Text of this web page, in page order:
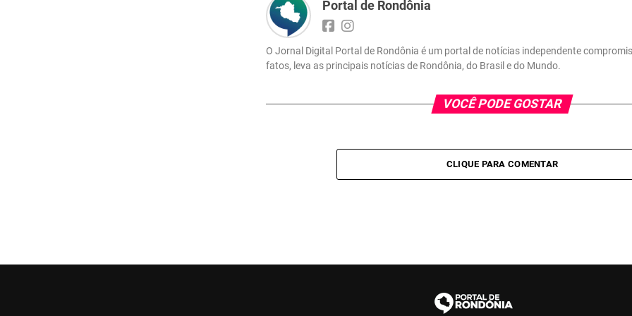
Portal de Rondônia
O Jornal Digital Portal de Rondônia é um portal de notícias independente
fatos, leva as principais notícias de Rondônia, do Brasil e do Mundo.
VOCÊ PODE GOSTAR
CLIQUE PARA COMENTAR